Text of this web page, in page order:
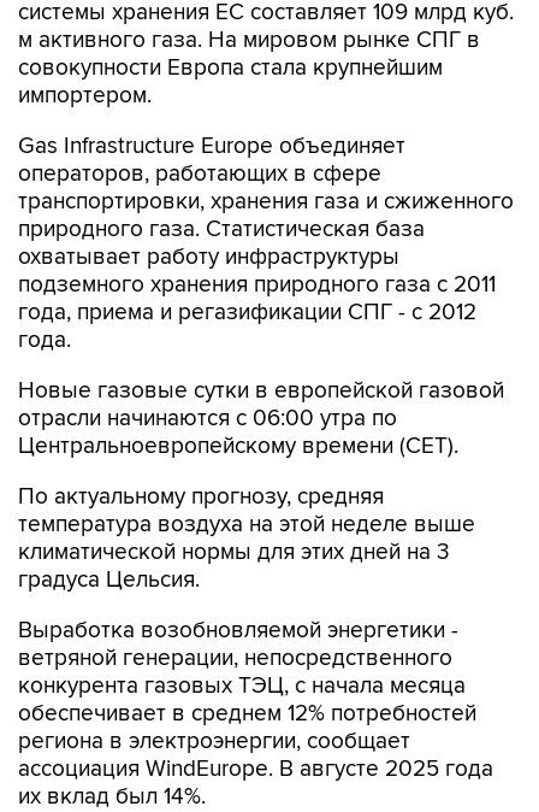
системы хранения ЕС составляет 109 млрд куб.
м активного газа. На мировом рынке СПГ в
совокупности Европа стала крупнейшим
импортером.
Gas Infrastructure Europe объединяет
операторов, работающих в сфере
транспортировки, хранения газа и сжиженного
природного газа. Статистическая база
охватывает работу инфраструктуры
подземного хранения природного газа с 2011
года, приема и регазификации СПГ - с 2012
года.
Новые газовые сутки в европейской газовой
отрасли начинаются c 06:00 утра по
Центральноевропейскому времени (CET).
По актуальному прогнозу, средняя
температура воздуха на этой неделе выше
климатической нормы для этих дней на 3
градуса Цельсия.
Выработка возобновляемой энергетики -
ветряной генерации, непосредственного
конкурента газовых ТЭЦ, с начала месяца
обеспечивает в среднем 12% потребностей
региона в электроэнергии, сообщает
ассоциация WindEurope. В августе 2025 года
их вклад был 14%.